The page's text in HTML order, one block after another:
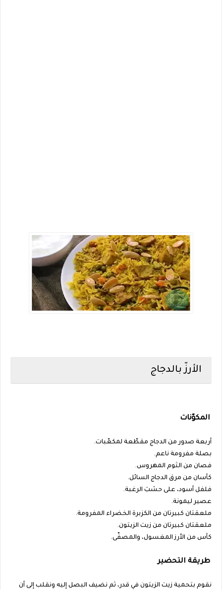
الأرزّ بالدجاج
المكوّنات
أربعة صدور من الدجاج مقطّعة لمكعّبات.
بصلة مفرومة ناعم.
فصان من الثوم المهروس.
كأسان من مرق الدجاج السائل.
فلفل أسود، على حسْبَ الرغبة.
عصير ليمونة.
ملعقتان كبيرتان من الكزبرة الخضراء المفرومة.
ملعقتان كبيرتان من زيت الزيتون.
كأس من الأرز المغسول، والمصفّى.
طريقة التحضير
نقوم بتحمية زيت الزيتون في قدر، ثم نضيف البصل إليه ونقلب إلى أن